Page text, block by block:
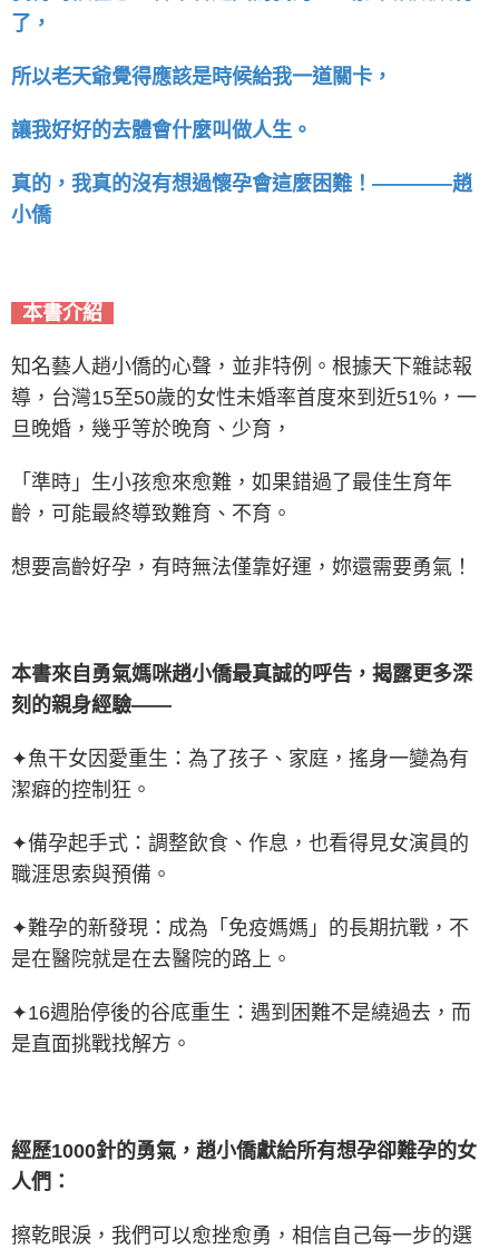
了，
所以老天爺覺得應該是時候給我一道關卡，
讓我好好的去體會什麼叫做人生。
真的，我真的沒有想過懷孕會這麼困難！————趙
小僑
本書介紹
知名藝人趙小僑的心聲，並非特例。根據天下雜誌報
導，台灣15至50歲的女性未婚率首度來到近51%，一
旦晚婚，幾乎等於晚育、少育，
「準時」生小孩愈來愈難，如果錯過了最佳生育年
齡，可能最終導致難育、不育。
想要高齡好孕，有時無法僅靠好運，妳還需要勇氣！
本書來自勇氣媽咪趙小僑最真誠的呼告，揭露更多深
刻的親身經驗——
✦魚干女因愛重生：為了孩子、家庭，搖身一變為有
潔癖的控制狂。
✦備孕起手式：調整飲食、作息，也看得見女演員的
職涯思索與預備。
✦難孕的新發現：成為「免疫媽媽」的長期抗戰，不
是在醫院就是在去醫院的路上。
✦16週胎停後的谷底重生：遇到困難不是繞過去，而
是直面挑戰找解方。
經歷1000針的勇氣，趙小僑獻給所有想孕卻難孕的女
人們：
擦乾眼淚，我們可以愈挫愈勇，相信自己每一步的選